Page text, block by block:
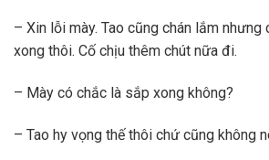
– Xin lỗi mày. Tao cũng chán lắm
xong thôi. Cố chịu thêm chút nữa đi.
– Mày có chắc là sắp xong không?
– Tao hy vọng thế thôi chứ cũng không